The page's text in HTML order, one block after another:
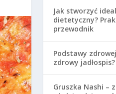
Jak stworzyć
dietetyczny?
przewodnik
Podstawy
zdrowy jadłospis?
Gruszka Nashi –